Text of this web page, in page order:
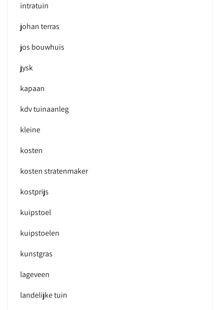
intratuin
johan terras
jos bouwhuis
jysk
kapaan
kdv tuinaanleg
kleine
kosten
kosten stratenmaker
kostprijs
kuipstoel
kuipstoelen
kunstgras
lageveen
landelijke tuin